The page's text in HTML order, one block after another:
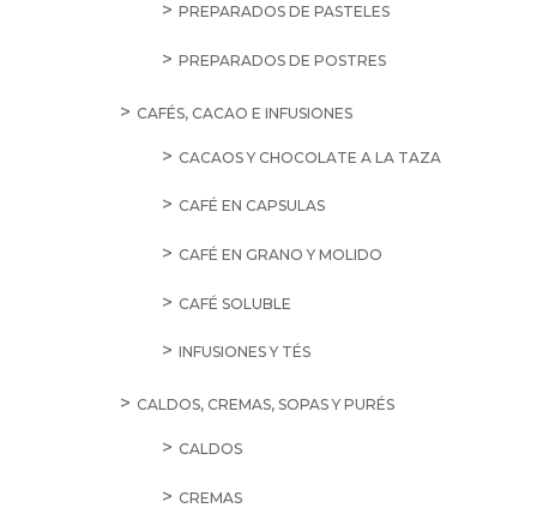
PREPARADOS DE PASTELES
PREPARADOS DE POSTRES
CAFÉS, CACAO E INFUSIONES
CACAOS Y CHOCOLATE A LA TAZA
CAFÉ EN CAPSULAS
CAFÉ EN GRANO Y MOLIDO
CAFÉ SOLUBLE
INFUSIONES Y TÉS
CALDOS, CREMAS, SOPAS Y PURÉS
CALDOS
CREMAS